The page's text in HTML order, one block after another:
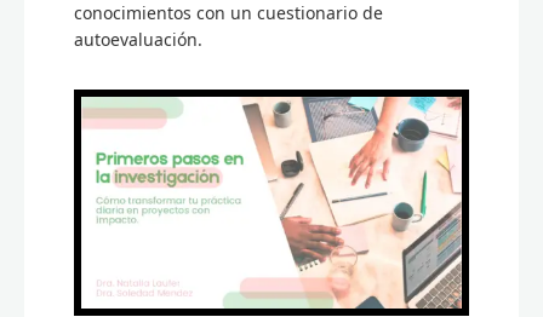
conocimientos con un cuestionario de
autoevaluación.